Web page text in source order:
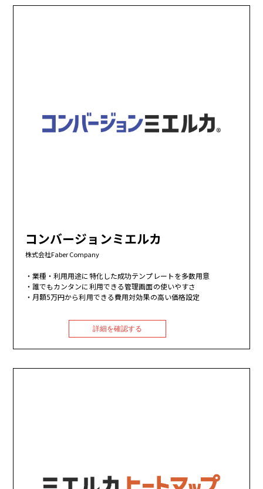
コンバージョンミエルカ
株式会社Faber Company
業種・利用用途に特化した成功テンプレートを多数用意
誰でもカンタンに利用できる管理画面の使いやすさ
月額5万円から利用できる費用対効果の高い価格設定
詳細を確認する